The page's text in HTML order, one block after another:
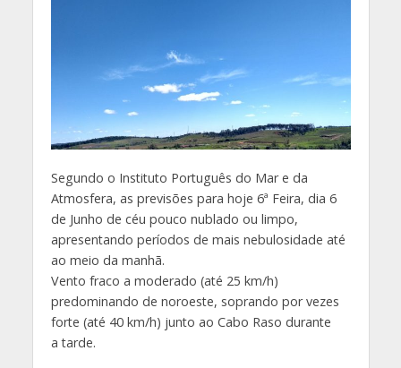
Segundo o Instituto Português do Mar e da
Atmosfera, as previsões para hoje 6ª Feira, dia 6
de Junho de céu pouco nublado ou limpo,
apresentando períodos de mais nebulosidade até
ao meio da manhã.
Vento fraco a moderado (até 25 km/h)
predominando de noroeste, soprando por vezes
forte (até 40 km/h) junto ao Cabo Raso durante
a tarde.